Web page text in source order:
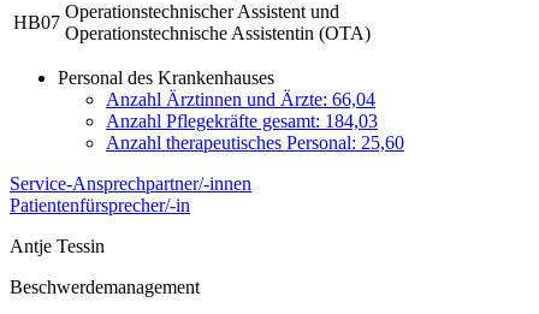
HB07
Operationstechnischer Assistent und
Operationstechnische Assistentin (OTA)
Personal des Krankenhauses
Anzahl Ärztinnen und Ärzte: 66,04
Anzahl Pflegekräfte gesamt: 184,03
Anzahl therapeutisches Personal: 25,60
Service-Ansprechpartner/-innen
Patientenfürsprecher/-in
Antje Tessin
Beschwerdemanagement